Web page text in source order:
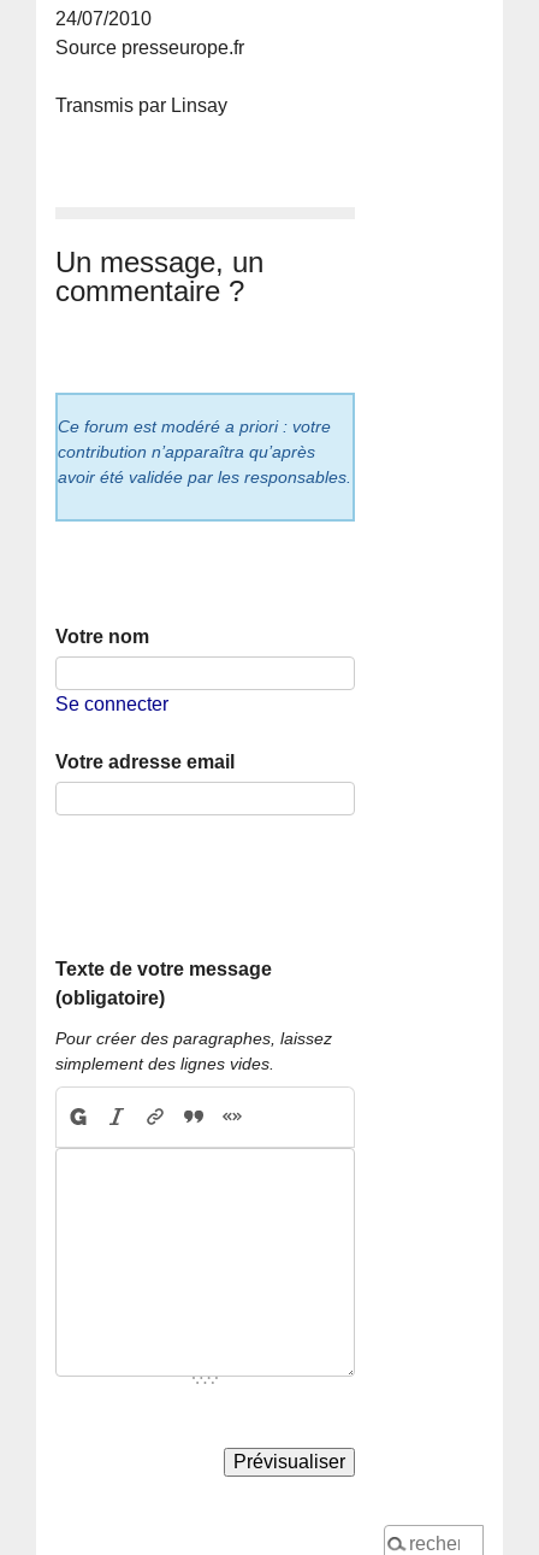
24/07/2010
Source presseurope.fr
Transmis par Linsay
Un message, un
commentaire ?
Ce forum est modéré a priori : votre
contribution n’apparaîtra qu’après
avoir été validée par les responsables.
Votre nom
Se connecter
Votre adresse email
Texte de votre message
(obligatoire)
Pour créer des paragraphes, laissez
simplement des lignes vides.